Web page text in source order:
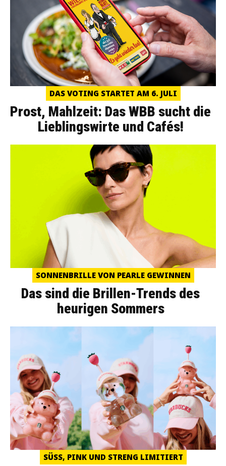
DAS VOTING STARTET AM 6. JULI
Prost, Mahlzeit: Das WBB sucht die
Lieblingswirte und Cafés!
SONNENBRILLE VON PEARLE GEWINNEN
Das sind die Brillen-Trends des
heurigen Sommers
SÜSS, PINK UND STRENG LIMITIERT